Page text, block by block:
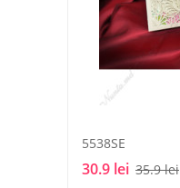
5538SE
30.9 lei 35.9 lei